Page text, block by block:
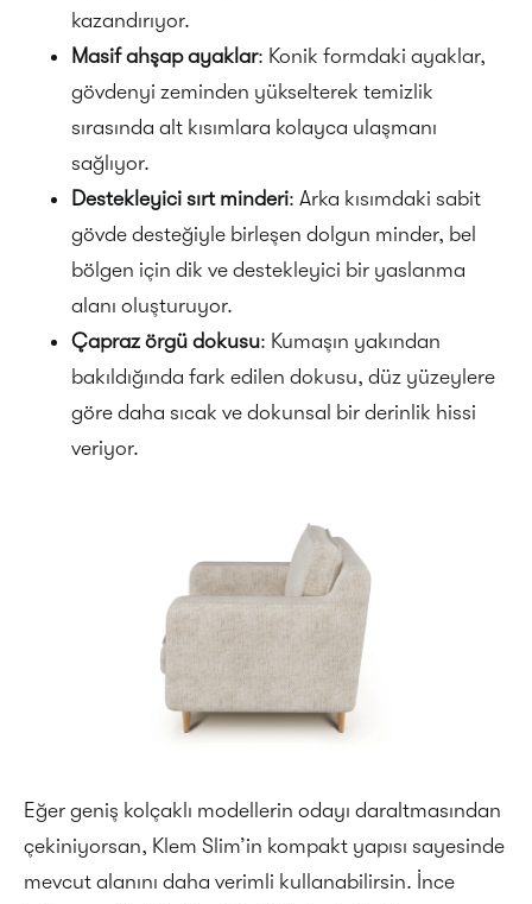
kazandırıyor.
Masif ahşap ayaklar: Konik formdaki ayaklar,
gövdenyi zeminden yükselterek temizlik
sırasında alt kısımlara kolayca ulaşmanı
sağlıyor.
Destekleyici sırt minderi: Arka kısımdaki sabit
gövde desteğiyle birleşen dolgun minder, bel
bölgen için dik ve destekleyici bir yaslanma
alanı oluşturuyor.
Çapraz örgü dokusu: Kumaşın yakından
bakıldığında fark edilen dokusu, düz yüzeylere
göre daha sıcak ve dokunsal bir derinlik hissi
veriyor.
Eğer geniş kolçaklı modellerin odayı daraltmasından
çekiniyorsan, Klem Slim’in kompakt yapısı sayesinde
mevcut alanını daha verimli kullanabilirsin. İnce